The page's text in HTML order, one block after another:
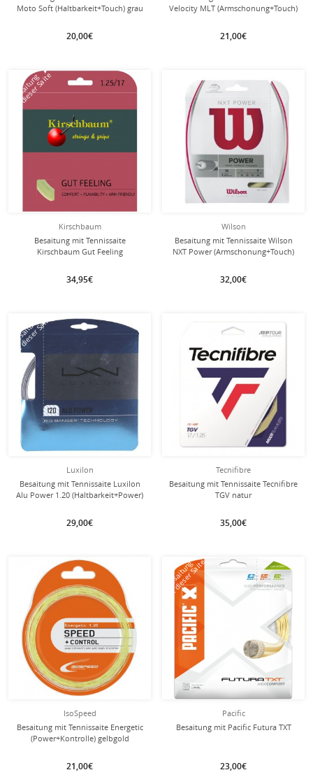
Moto Soft (Haltbarkeit+Touch) grau
20,00€
Velocity MLT (Armschonung+Touch)
21,00€
Kirschbaum
Besaitung mit Tennissaite
Kirschbaum Gut Feeling
34,95€
Besaitung
mit dieser Saite
Wilson
Besaitung mit Tennissaite Wilson
NXT Power (Armschonung+Touch)
32,00€
Besaitung
mit dieser Saite
Luxilon
Besaitung mit Tennissaite Luxilon
Alu Power 1.20 (Haltbarkeit+Power)
29,00€
Besaitung
mit dieser Saite
Tecnifibre
Besaitung mit Tennissaite Tecnifibre
TGV natur
35,00€
mit dieser Saite
IsoSpeed
Besaitung mit Tennissaite Energetic
(Power+Kontrolle) gelbgold
21,00€
Besaitung
mit dieser Saite
Pacific
Besaitung mit Pacific Futura TXT
23,00€
Besaitung
mit dieser Saite